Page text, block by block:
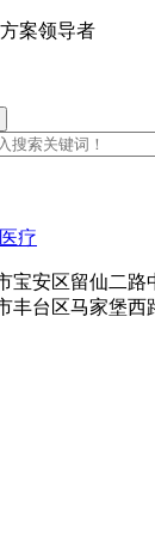
案领导者
宝安区留仙二路
丰台区马家堡西